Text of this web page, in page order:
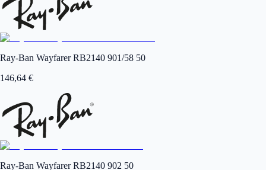
Ray-Ban Wayfarer RB2140 901/58 50
146,64 €
Ray-Ban Wayfarer RB2140 902 50